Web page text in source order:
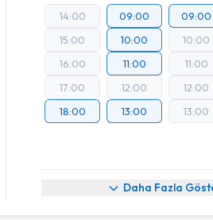
14:00
15:00
16:00
17:00
18:00
09:00
10:00
11:00
12:00
13:00
09:00
10:00
11:00
12:00
13:00
Daha Fazla